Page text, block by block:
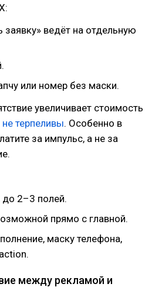
заявку» ведёт на отдельную
или номер без маски.
увеличивает стоимость
терпеливы. Особенно в
за импульс, а не за
2–3 полей.
прямо с главной.
маску телефона,
между рекламой и